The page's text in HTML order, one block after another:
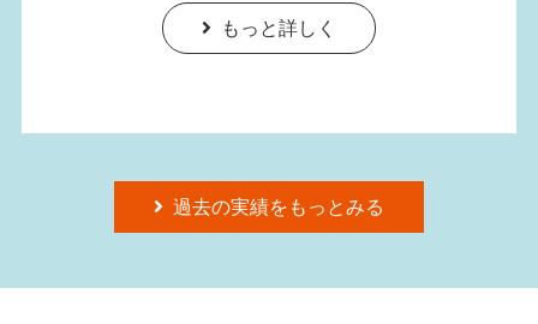
もっと詳しく
過去の実績をもっとみる